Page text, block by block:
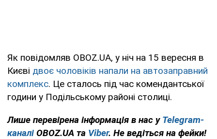
Як повідомляв OBOZ.UA, у ніч на 15 вересня в
Києві двоє чоловіків напали на автозаправний
комплекс. Це сталось під час комендантської
години у Подільському районі столиці.
Лише перевірена інформація в нас у Telegram-
каналі OBOZ.UA та Viber. Не ведіться на фейки!